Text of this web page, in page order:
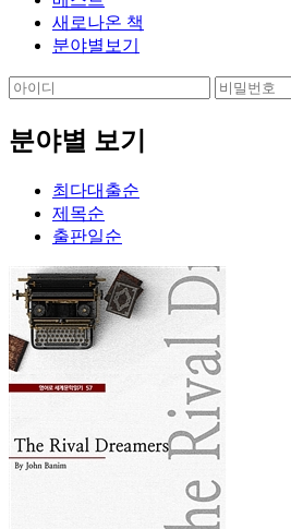
새로나온 책
분야별보기
분야별 보기
최다대출순
제목순
출판일순